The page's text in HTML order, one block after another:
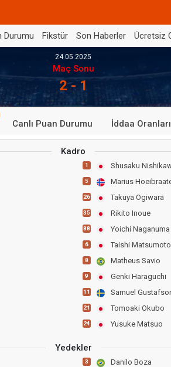
Durumu Fikstür Son Haberler Ücretsiz
24.05.2025
Maç Sonu
2 - 1
Canlı Puan Durumu İddaa Oranları
Kadro
1 Shusaku
5 Marius
26 Takuya Ogiwara
35 Rikito Inoue
88 Yoichi Naganuma
6 Taishi Matsumoto
8 Matheus Savio
9 Genki Haraguchi
11 Samuel
21 Tomoaki Okubo
24 Yusuke Matsuo
Yedekler
3 Danilo Boza